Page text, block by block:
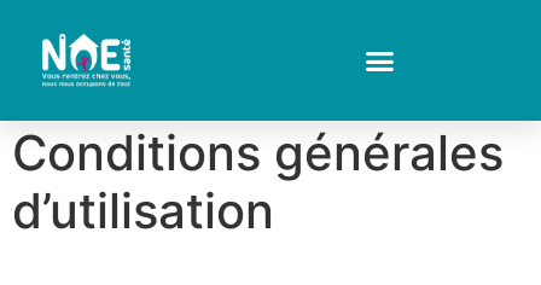
Conditions générales
d’utilisation